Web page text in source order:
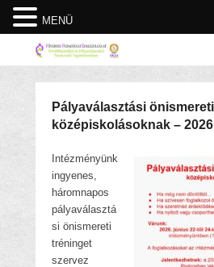
Pályaválasztási
középiskolásoknak – 2026
Intézményünk
ingyenes,
háromnapos
pályaválasztá
si önismereti
tréninget
szervez
MENÜ